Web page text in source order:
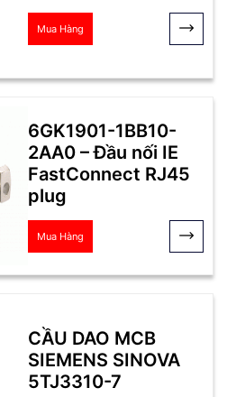
Mua Hàng
6GK1901-1BB10-
2AA0 – Đầu nối IE
FastConnect RJ45
plug
Mua Hàng
CẦU DAO MCB
SIEMENS SINOVA
5TJ3310-7